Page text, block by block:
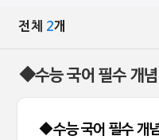
전체 2개
◆수능 국어 필수 개
◆수능 국어 필수 개